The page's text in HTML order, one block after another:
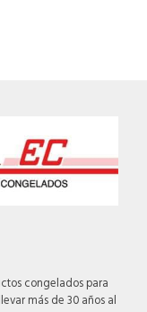
congelados para
más de 30 años al